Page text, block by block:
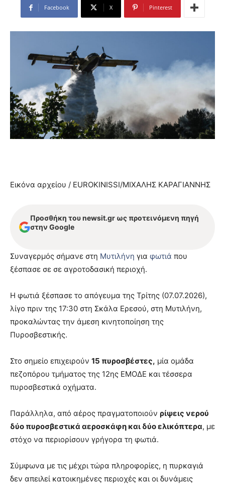
Facebook X Pinterest
Εικόνα αρχείου / EUROKINISSI/ΜΙΧΑΛΗΣ ΚΑΡΑΓΙΑΝΝΗΣ
Προσθήκη του newsit.gr ως προτεινόμενη πηγή
στην Google
Συναγερμός σήμανε στη Μυτιλήνη για φωτιά που
ξέσπασε σε σε αγροτοδασική περιοχή.
Η φωτιά ξέσπασε το απόγευμα της Τρίτης (07.07.2026),
λίγο πριν της 17:30 στη Σκάλα Ερεσού, στη Μυτιλήνη,
προκαλώντας την άμεση κινητοποίηση της
Πυροσβεστικής.
Στο σημείο επιχειρούν 15 πυροσβέστες, μία ομάδα
πεζοπόρου τμήματος της 12ης ΕΜΟΔΕ και τέσσερα
πυροσβεστικά οχήματα.
Παράλληλα, από αέρος πραγματοποιούν ρίψεις νερού
δύο πυροσβεστικά αεροσκάφη και δύο ελικόπτερα, με
στόχο να περιορίσουν γρήγορα τη φωτιά.
Σύμφωνα με τις μέχρι τώρα πληροφορίες, η πυρκαγιά
δεν απειλεί κατοικημένες περιοχές και οι δυνάμεις